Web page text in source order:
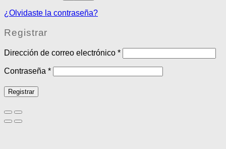
¿Olvidaste la contraseña?
Registrar
Dirección de correo electrónico *
Contraseña *
Registrar